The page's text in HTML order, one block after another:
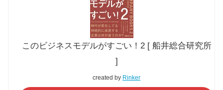
このビジネスモデルがすごい！2 [ 船井総合研究所
]
created by Rinker